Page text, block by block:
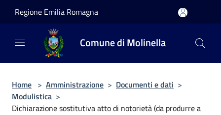
Regione Emilia Romagna
Comune di Molinella
Home > Amministrazione > Documenti e dati >
Modulistica >
Dichiarazione sostitutiva atto di notorietà (da produrre a